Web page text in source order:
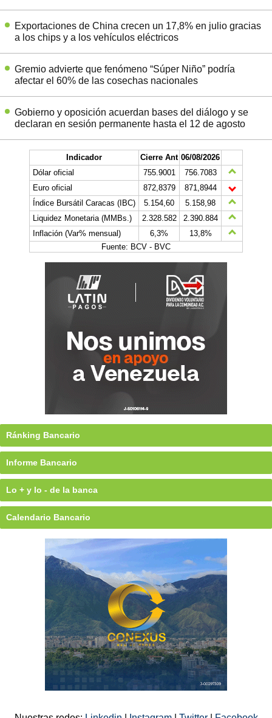
Exportaciones de China crecen un 17,8% en julio gracias
a los chips y a los vehículos eléctricos
Gremio advierte que fenómeno “Súper Niño” podría
afectar el 60% de las cosechas nacionales
Gobierno y oposición acuerdan bases del diálogo y se
declaran en sesión permanente hasta el 12 de agosto
Indicador Cierre Ant 06/08/2026
Dólar oficial
755.9001
756.7083
Euro oficial
872,8379
871,8944
Índice Bursátil Caracas (IBC)
5.154,60
5.158,98
Liquidez Monetaria (MMBs.)
2.328.582
2.390.884
Inflación (Var% mensual)
6,3%
13,8%
Fuente: BCV - BVC
Ránking Bancario
Informe Bancario
Lo + y lo - de la banca
Calendario Bancario